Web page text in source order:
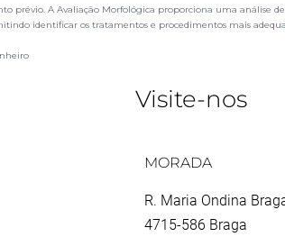
prévio. A Avaliação Morfológica proporciona uma análise
identificar os tratamentos e procedimentos mais
Visite-nos
MORADA
R. Maria Ondina
4715-586 Braga